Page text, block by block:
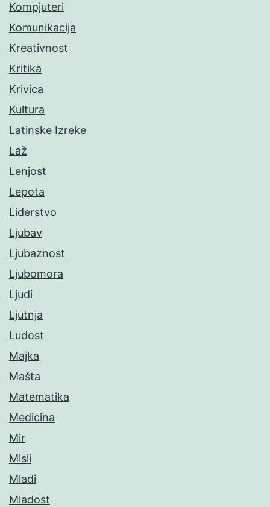
Kompjuteri
Komunikacija
Kreativnost
Kritika
Krivica
Kultura
Latinske Izreke
Laž
Lenjost
Lepota
Liderstvo
Ljubav
Ljubaznost
Ljubomora
Ljudi
Ljutnja
Ludost
Majka
Mašta
Matematika
Medicina
Mir
Misli
Mladi
Mladost